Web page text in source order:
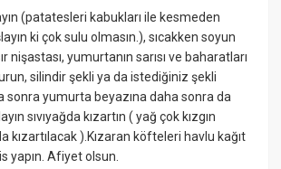
(patatesleri kabukları ile kesmeden
ki çok sulu olmasın.), sıcakken soyun
nişastası, yumurtanın sarısı ve baharatları
silindir şekli ya da istediğiniz şekli
sonra yumurta beyazına daha sonra da
sıvıyağda kızartın ( yağ çok kızgın
kızartılacak ).Kızaran köfteleri havlu kağıt
yapın. Afiyet olsun.